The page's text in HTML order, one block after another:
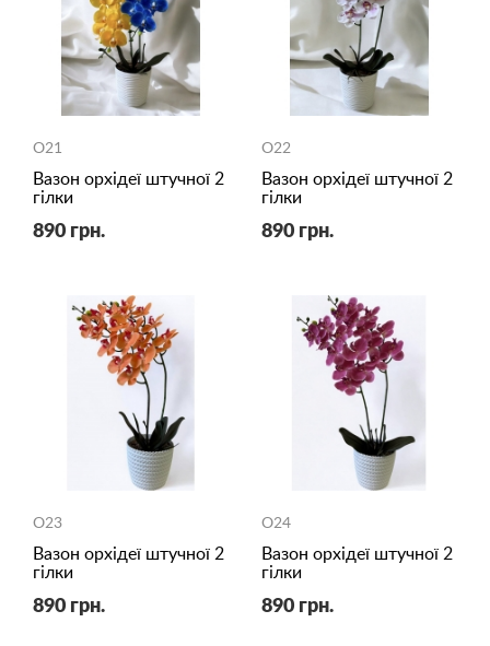
O21
Вазон орхідеї штучної 2
гілки
890 грн.
O22
Вазон орхідеї штучної 2
гілки
890 грн.
O23
Вазон орхідеї штучної 2
гілки
890 грн.
O24
Вазон орхідеї штучної 2
гілки
890 грн.